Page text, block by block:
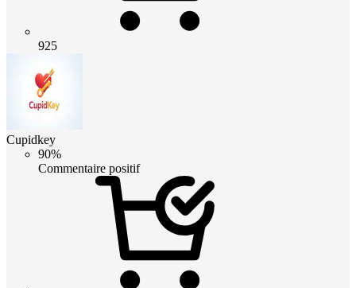
925
Cupidkey
90%
Commentaire positif